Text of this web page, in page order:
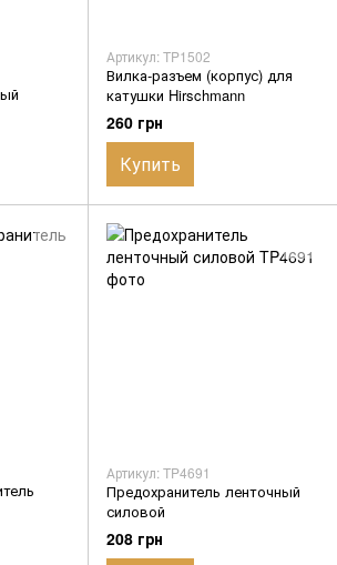
Артикул: TP1502
Вилка-разъем (корпус) для
катушки Hirschmann
260 грн
Купить
Артикул: TP4691
Предохранитель ленточный
силовой
208 грн